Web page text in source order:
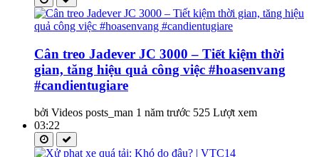
Cân treo Jadever JC 3000 – Tiết kiệm thời
gian, tăng hiệu quả công việc #hoasenvang
#candientugiare
bởi Videos posts_man 1 năm trước 525 Lượt xem
03:22